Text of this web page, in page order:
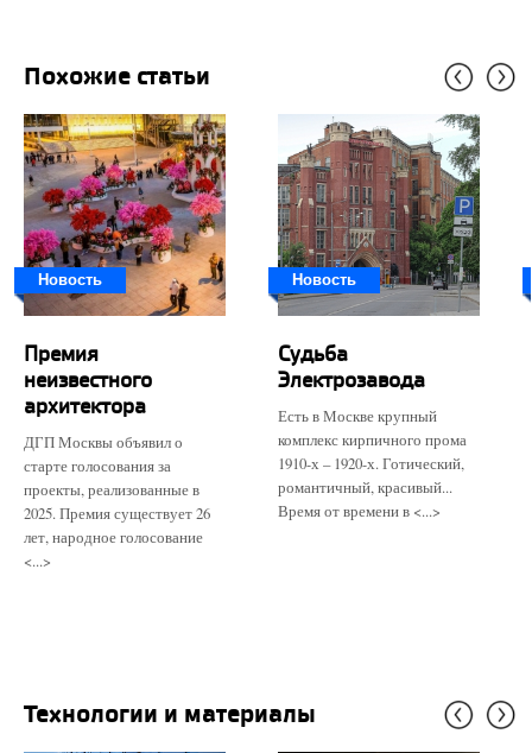
Похожие статьи
Новость
Премия
неизвестного
архитектора
ДГП Москвы объявил о
старте голосования за
проекты, реализованные в
2025. Премия существует 26
лет, народное голосование
<...>
Новость
Судьба
Электрозавода
Есть в Москве крупный
комплекс кирпичного прома
1910-х – 1920-х. Готический,
романтичный, красивый...
Время от времени в <...>
Технологии и материалы